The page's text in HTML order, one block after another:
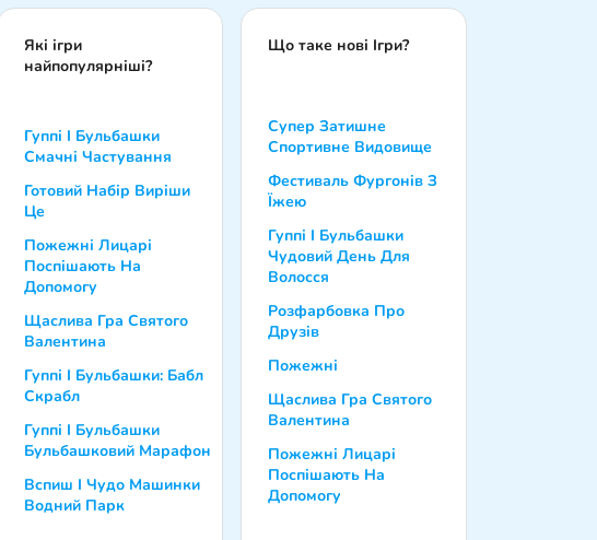
Які ігри
найпопулярніші?
Гуппі І Бульбашки
Смачні Частування
Готовий Набір Виріши
Це
Пожежні Лицарі
Поспішають На
Допомогу
Щаслива Гра Святого
Валентина
Гуппі І Бульбашки: Бабл
Скрабл
Гуппі І Бульбашки
Бульбашковий Марафон
Вспиш І Чудо Машинки
Водний Парк
Що таке нові Ігри?
Супер Затишне
Спортивне Видовище
Фестиваль Фургонів З
Їжею
Гуппі І Бульбашки
Чудовий День Для
Волосся
Розфарбовка Про
Друзів
Пожежні
Щаслива Гра Святого
Валентина
Пожежні Лицарі
Поспішають На
Допомогу